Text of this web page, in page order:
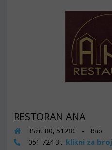
RESTORAN ANA
Palit 80, 51280 - Rab
051 724 3... klikni za broj